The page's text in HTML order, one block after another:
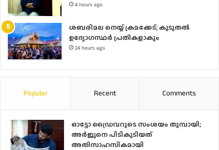
4 hours ago
ശബരിമല നെയ്യ് ക്രമക്കേട്; കൂടുതൽ
ഉദ്യോഗസ്ഥർ പ്രതികളാകും
24 hours ago
Popular Recent Comments
ഓട്ടോ ഡ്രൈവറുടെ സംശയം തുമ്പായി;
അര്‍ജുനെ പിടികൂടിയത്
അതിസാഹസികമായി